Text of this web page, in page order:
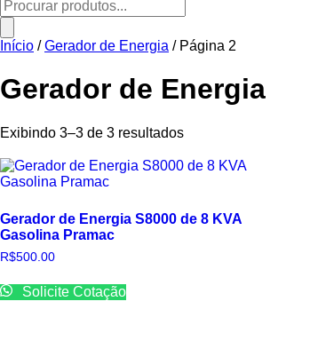
produtos
Início /Gerador de Energia / Página 2
Gerador de Energia
Exibindo 3–3 de 3 resultados
Gerador de Energia S8000 de 8 KVA
Gasolina Pramac
R$500.00
Solicite Cotação